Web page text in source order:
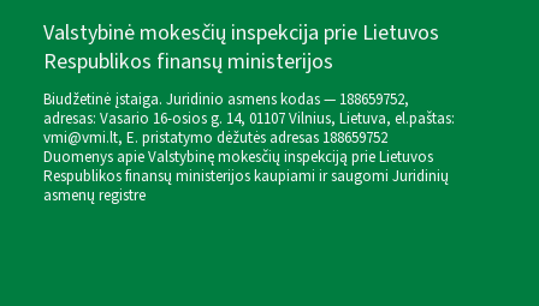
Valstybinė mokesčių inspekcija prie Lietuvos
Respublikos finansų ministerijos
Biudžetinė įstaiga. Juridinio asmens kodas — 188659752,
adresas: Vasario 16-osios g. 14, 01107 Vilnius, Lietuva, el.paštas:
vmi@vmi.lt, E. pristatymo dėžutės adresas 188659752
Duomenys apie Valstybinę mokesčių inspekciją prie Lietuvos
Respublikos finansų ministerijos kaupiami ir saugomi Juridinių
asmenų registre